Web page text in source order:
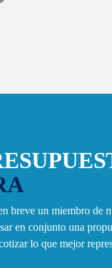
breve un miembro de
en conjunto una
lo que mejor